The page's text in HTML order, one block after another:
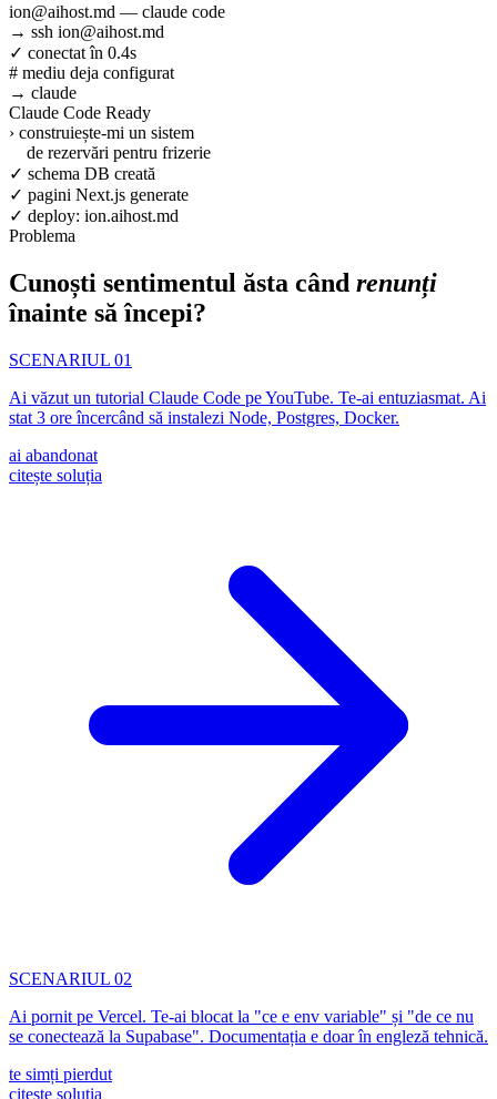
ion@aihost.md — claude code
→ ssh ion@aihost.md
✓ conectat în 0.4s
# mediu deja configurat
→ claude
Claude Code Ready
› construiește-mi un s
✓ schema DB creată
✓ pagini Next.js generate
✓ deploy: ion.aihost.md
Problema
înainte să începi?
stat 3 ore încercând să instalezi Node, Postgres, Docker.
citește soluția
se conectează la Supabase". Documentația e doar în engleză tehnică.
citește soluția